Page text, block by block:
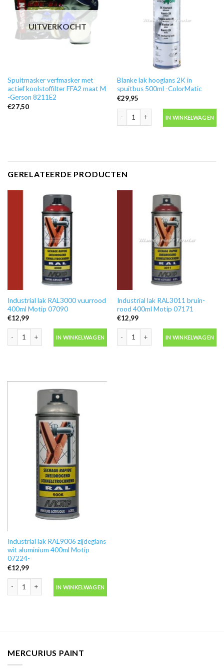
UITVERKOCHT
Spuitmasker verfmasker met
actief koolstoffilter FFA2 maat M
-Gerson 8211E2
€27,50
Blanke lak hooglans 2K in
spuitbus 500ml -ColorMatic
€29,95
IN WINKELWAGEN
GERELATEERDE PRODUCTEN
Industrial lak RAL3000 vuurrood
400ml Motip 07090
€12,99
Industrial lak RAL3000 vuurrood 400ml Motip 07090 aantal
IN WINKELWAGEN
Industrial lak RAL3011 bruin-
rood 400ml Motip 07171
€12,99
Industrial lak RAL3011 bruin-rood
IN WINKELWAGEN
Industrial lak RAL9006 zijdeglans
wit aluminium 400ml Motip
07224-
€12,99
IN WINKELWAGEN
MERCURIUS PAINT